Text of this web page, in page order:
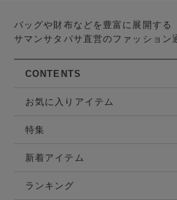
バッグや財布などを豊富に展開する
サマンサタバサ直営のファッション
CONTENTS
お気に入りアイテム
特集
新着アイテム
ランキング